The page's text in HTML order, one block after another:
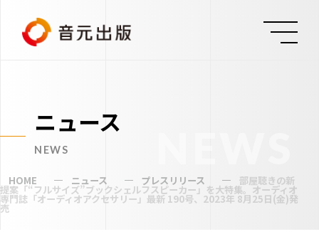
ニュース
NEWS
HOME ニュース プレスリリース 部屋聴きの新
提案「“フルサイズ”ブックシェルフスピーカー」を大特集。オーディオ
専門誌「オーディオアクセサリー」最新 190号、2023年 8月25日(金)発
売